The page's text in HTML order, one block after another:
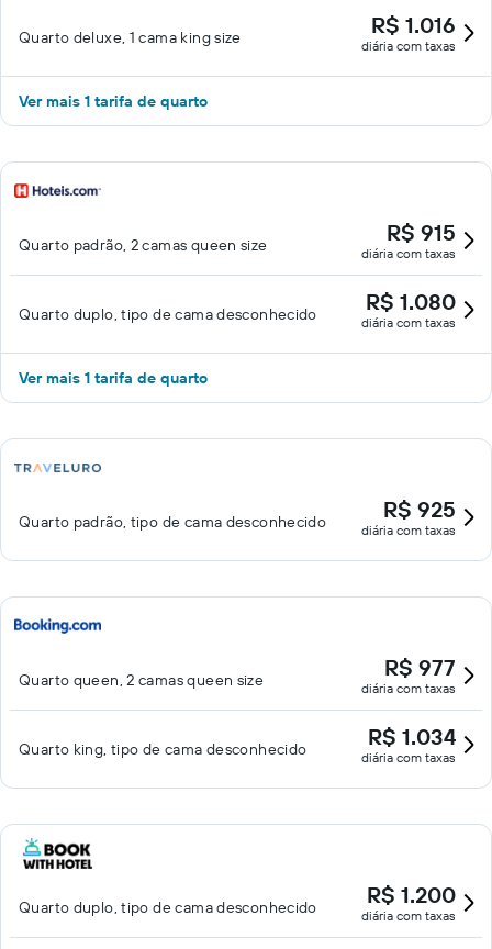
Quarto deluxe, 1 cama king size R$ 1.016
diária com taxas
Ver mais 1 tarifa de quarto
Quarto padrão, 2 camas queen size R$ 915
diária com taxas
Quarto duplo, tipo de cama desconhecido R$ 1.080
diária com taxas
Ver mais 1 tarifa de quarto
Quarto padrão, tipo de cama desconhecido R$ 925
diária com taxas
Quarto queen, 2 camas queen size R$ 977
diária com taxas
Quarto king, tipo de cama desconhecido R$ 1.034
diária com taxas
Quarto duplo, tipo de cama desconhecido R$ 1.200
diária com taxas